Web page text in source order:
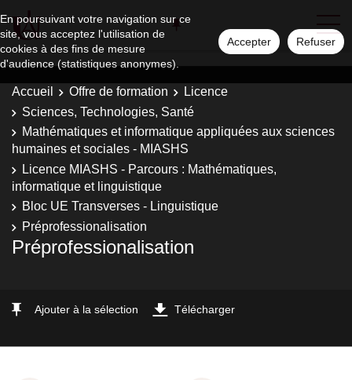
En poursuivant votre navigation sur ce
site, vous acceptez l'utilisation de
cookies à des fins de mesure
d'audience (statistiques anonymes).
Accepter Refuser
Accueil Offre de formation
Licence
Sciences, Technologies, Santé
Mathématiques et informatique appliquées aux sciences
humaines et sociales - MIASHS
Licence MIASHS - Parcours : Mathématiques,
informatique et linguistique
Bloc UE Transverses - Linguistique
Préprofessionalisation
Préprofessionalisation
Ajouter à la sélection Télécharger